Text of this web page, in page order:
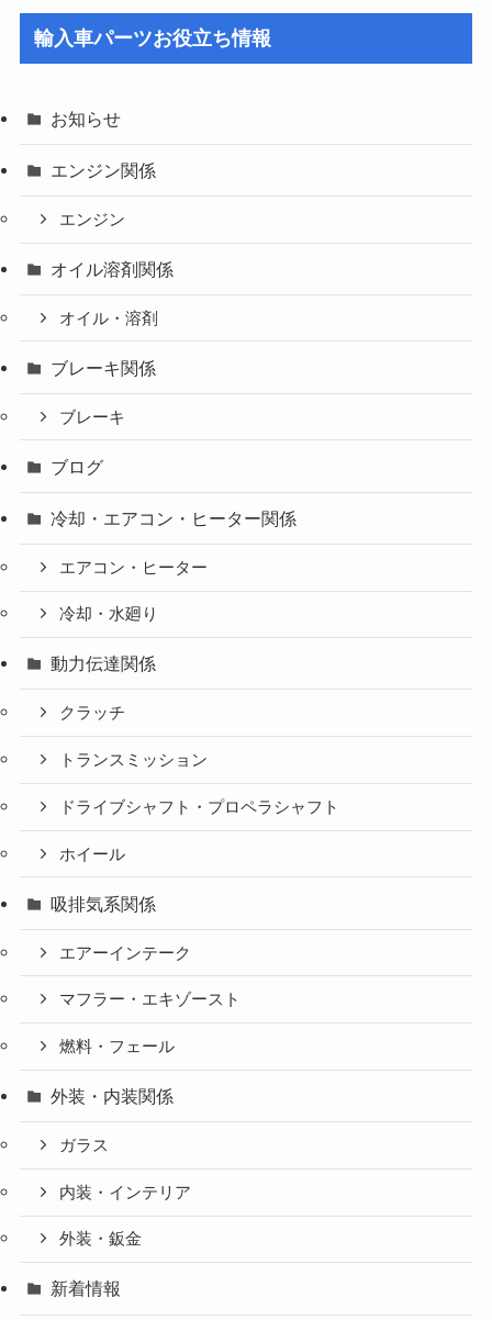
輸入車パーツお役立ち情報
お知らせ
エンジン関係
エンジン
オイル溶剤関係
オイル・溶剤
ブレーキ関係
ブレーキ
ブログ
冷却・エアコン・ヒーター関係
エアコン・ヒーター
冷却・水廻り
動力伝達関係
クラッチ
トランスミッション
ドライブシャフト・プロペラシャフト
ホイール
吸排気系関係
エアーインテーク
マフラー・エキゾースト
燃料・フェール
外装・内装関係
ガラス
内装・インテリア
外装・鈑金
新着情報